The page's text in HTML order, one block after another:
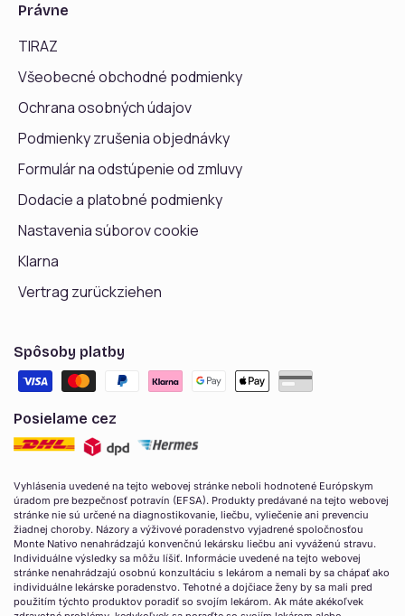
Právne
TIRAZ
Všeobecné obchodné podmienky
Ochrana osobných údajov
Podmienky zrušenia objednávky
Formulár na odstúpenie od zmluvy
Dodacie a platobné podmienky
Nastavenia súborov cookie
Klarna
Vertrag zurückziehen
Spôsoby platby
Posielame cez
Vyhlásenia uvedené na tejto webovej stránke neboli hodnotené Európskym
úradom pre bezpečnosť potravín (EFSA). Produkty predávané na tejto webovej
stránke nie sú určené na diagnostikovanie, liečbu, vyliečenie ani prevenciu
žiadnej choroby. Názory a výživové poradenstvo vyjadrené spoločnosťou
Monte Nativo nenahrádzajú konvenčnú lekársku liečbu ani vyváženú stravu.
Individuálne výsledky sa môžu líšiť. Informácie uvedené na tejto webovej
stránke nenahrádzajú osobnú konzultáciu s lekárom a nemali by sa chápať ako
individuálne lekárske poradenstvo. Tehotné a dojčiace ženy by sa mali pred
použitím týchto produktov poradiť so svojím lekárom. Ak máte akékoľvek